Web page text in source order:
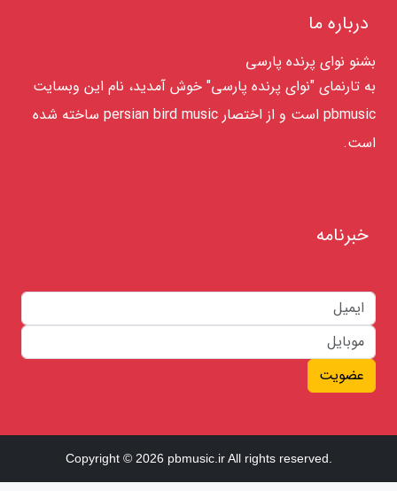
درباره ما
بشنو نوای پرنده پارسی
به تارنمای "نوای پرنده پارسی" خوش آمدید، نام این وبسایت
pbmusic است و از اختصار persian bird music ساخته شده
است.
خبرنامه
عضویت
Copyright © 2026 pbmusic.ir All rights reserved.